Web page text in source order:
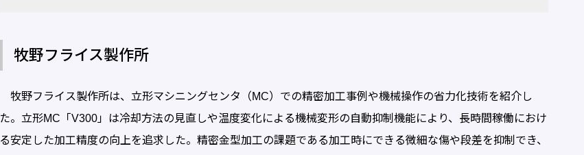
牧野フライス製作所
牧野フライス製作所は、立形マシニングセンタ（MC）での精密加工事例や機械操作の省力化技術を紹介し
た。立形MC「V300」は冷却方法の見直しや温度変化による機械変形の自動抑制機能により、長時間稼働におけ
る安定した加工精度の向上を追求した。精密金型加工の課題である加工時にできる微細な傷や段差を抑制でき、